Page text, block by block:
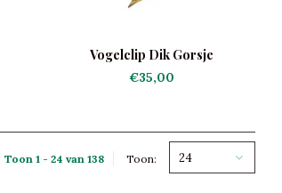
Vogelclip Dik Gorsje
€35,00
Toon 1 - 24 van 138 Toon: 24